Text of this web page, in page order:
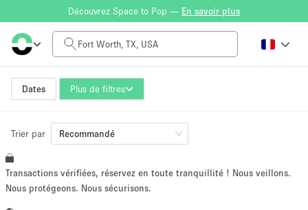
Découvrez Space to Pop — En savoir plus
Dates Plus de filtres
Tarif à la journée
$0
Taille de l'espace
~ 13 personnes
Trier par Recommandé
Transactions vérifiées, réservez en toute tranquillité ! Nous veillons.
Nous protégeons. Nous sécurisons.